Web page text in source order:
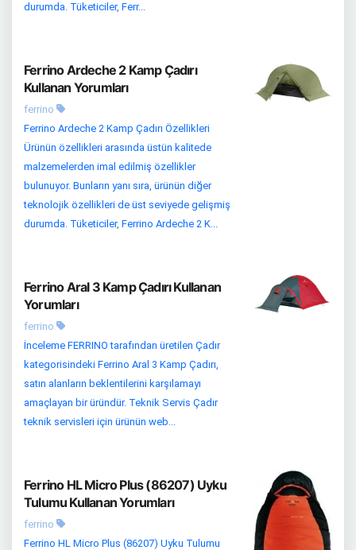
durumda. Tüketiciler, Ferr...
Ferrino Ardeche 2 Kamp Çadırı
Kullanan Yorumları
ferrino
Ferrino Ardeche 2 Kamp Çadırı Özellikleri
Ürünün özellikleri arasında üstün kalitede
malzemelerden imal edilmiş özellikler
bulunuyor. Bunların yanı sıra, ürünün diğer
teknolojik özellikleri de üst seviyede gelişmiş
durumda. Tüketiciler, Ferrino Ardeche 2 K...
Ferrino Aral 3 Kamp Çadırı Kullanan
Yorumları
ferrino
İnceleme FERRINO tarafından üretilen Çadır
kategorisindeki Ferrino Aral 3 Kamp Çadırı,
satın alanların beklentilerini karşılamayı
amaçlayan bir üründür. Teknik Servis Çadır
teknik servisleri için ürünün web...
Ferrino HL Micro Plus (86207) Uyku
Tulumu Kullanan Yorumları
ferrino
Ferrino HL Micro Plus (86207) Uyku Tulumu